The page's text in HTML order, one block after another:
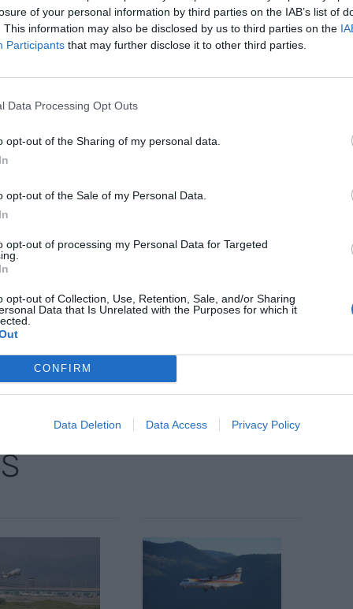
of your personal information by third parties on the IAB’s list of
This information may also be disclosed by us to third parties on the
Participants that may further disclose it to other third parties.
Data Processing Opt Outs
opt-out of the Sharing of my personal data.
opt-out of the Sale of my Personal Data.
opt-out of processing my Personal Data for Targeted
opt-out of Collection, Use, Retention, Sale, and/or Sharing
Data that Is Unrelated with the Purposes for which it
CONFIRM
Data Deletion Data Access Privacy Policy
Esto supone una recuperación del 90,1%
estos, 2.317.178 de personas corresponden a
977.825 a pasajeros de los vuelos nacionales,
respecto al último ejercicio prepandèmia.
el año con buenas cifras, pero a un ritmo de
El mes de diciembre en el aeropuerto
pasajeros y el año con
del tráfico acumulado durante el año 2019.
aumentado y es que este año se ha cerrado el
un 9,7% más de los que había ahora
de actualidad